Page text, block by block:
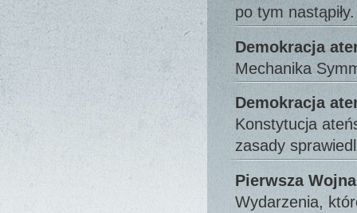
po tym nastąpiły.
Demokracja
Mechanika
Demokracja
Konstytucja
zasady
Pierwsza
Wydarzenia,